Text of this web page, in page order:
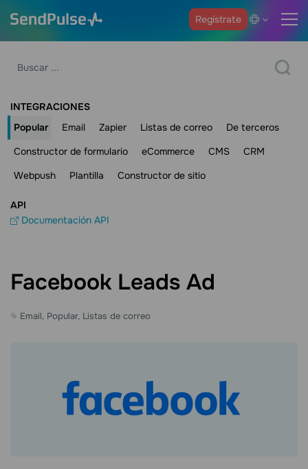
Regístrate
INTEGRACIONES
Popular
Email Zapier Listas de correo
De terceros
Constructor de formulario
eCommerce CMS
CRM
Webpush
Plantilla Constructor de sitio
API
Documentación API
Facebook Leads Ad
Email, Popular, Listas de correo